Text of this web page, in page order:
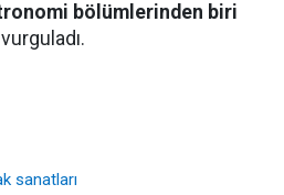
bölümlerinden biri
sanatları